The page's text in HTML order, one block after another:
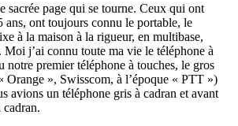
sacrée page qui se tourne. Ceux qui ont
ans, ont toujours connu le portable, le
à la maison à la rigueur, en multibase,
j’ai connu toute ma vie le téléphone à
notre premier téléphone à touches, le gros
Orange », Swisscom, à l’époque « PTT »)
avions un téléphone gris à cadran et avant
cadran.